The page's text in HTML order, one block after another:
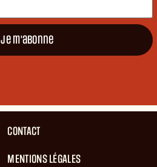
Je m'abonne
CONTACT
MENTIONS LÉGALES